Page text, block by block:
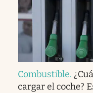
Combustible.
cargar el coche?